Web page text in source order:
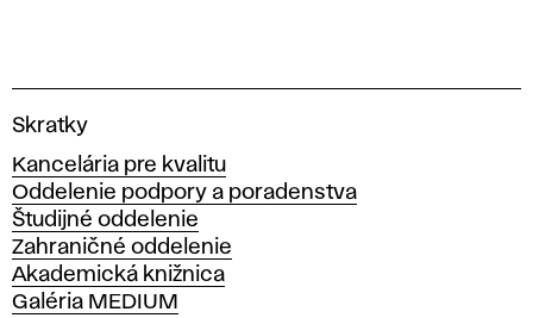
v
k
y
a
V
s
o
k
á
š
k
Skratky
Kancelária pre kvalitu
Oddelenie podpory a poradenstva
Študijné oddelenie
Zahraničné oddelenie
Akademická knižnica
Galéria MEDIUM